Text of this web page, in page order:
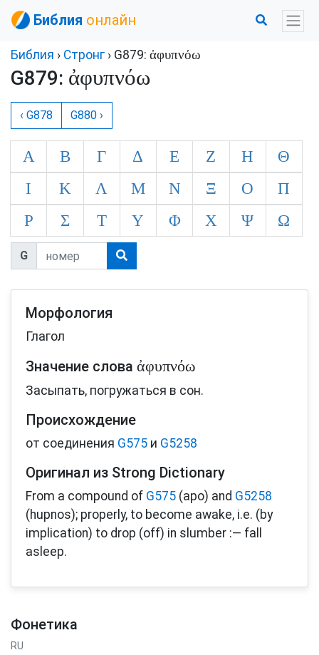
Библия онлайн
Библия › Стронг › G879: ἀφυπνόω
G879: ἀφυπνόω
‹ G878 G880 ›
Α Β Γ Δ Ε Ζ Η
Θ
Ι
Κ Λ Μ Ν Ξ Ο
Π
Ρ
Σ Τ Υ Φ Χ Ψ Ω
G
Морфология
Глагол
Значение слова ἀφυπνόω
Засыпать, погружаться в сон.
Происхождение
от соединения G575 и G5258
Оригинал из Strong Dictionary
From a compound of G575 (apo) and G5258
(hupnos); properly, to become awake, i.e. (by
implication) to drop (off) in slumber :— fall
asleep.
Фонетика
RU